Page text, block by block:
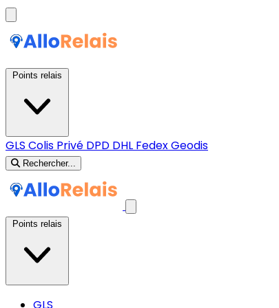
GLS Colis Privé DPD DHL FedexGeodis
Rechercher...